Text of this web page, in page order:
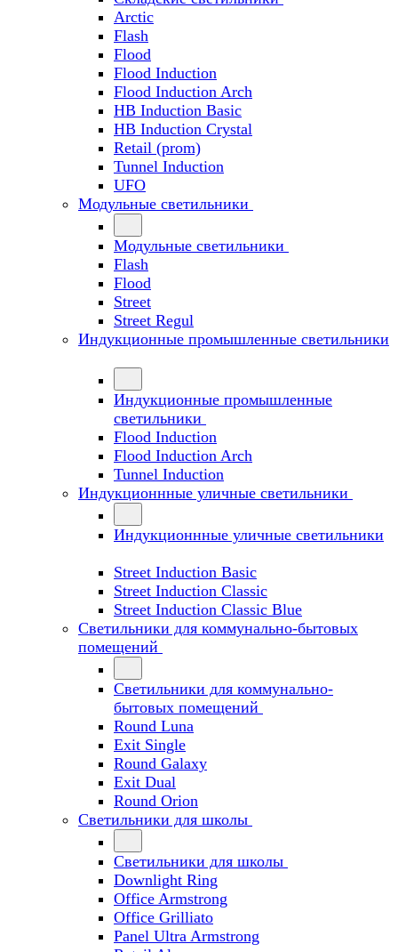
Arctic
Flash
Flood
Flood Induction
Flood Induction Arch
HB Induction Basic
HB Induction Crystal
Retail (prom)
Tunnel Induction
UFO
Модульные светильники
Модульные светильники
Flash
Flood
Street
Street Regul
Индукционные промышленные светильники
Индукционные промышленные
светильники
Flood Induction
Flood Induction Arch
Tunnel Induction
Индукционнные уличные светильники
Индукционнные уличные светильники
Street Induction Basic
Street Induction Classic
Street Induction Classic Blue
Светильники для коммунально-бытовых
помещений
Светильники для коммунально-
бытовых помещений
Round Luna
Exit Single
Round Galaxy
Exit Dual
Round Orion
Светильники для школы
Светильники для школы
Downlight Ring
Office Armstrong
Office Grilliato
Panel Ultra Armstrong